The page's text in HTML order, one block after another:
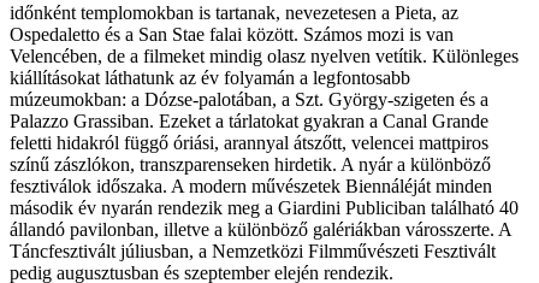
időnként templomokban is tartanak, nevezetesen a Pieta, az
Ospedaletto és a San Stae falai között. Számos mozi is van
Velencében, de a filmeket mindig olasz nyelven vetítik. Különleges
kiállításokat láthatunk az év folyamán a legfontosabb
múzeumokban: a Dózse-palotában, a Szt. György-szigeten és a
Palazzo Grassiban. Ezeket a tárlatokat gyakran a Canal Grande
feletti hidakról függő óriási, arannyal átszőtt, velencei mattpiros
színű zászlókon, transzparenseken hirdetik. A nyár a különböző
fesztiválok időszaka. A modern művészetek Biennáléját minden
második év nyarán rendezik meg a Giardini Publiciban található 40
állandó pavilonban, illetve a különböző galériákban városszerte. A
Táncfesztivált júliusban, a Nemzetközi Filmművészeti Fesztivált
pedig augusztusban és szeptember elején rendezik.